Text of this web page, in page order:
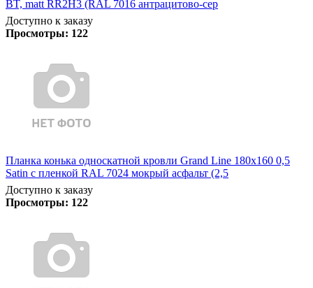
BT, matt RR2Н3 (RAL 7016 антрацитово-сер
Доступно к заказу
Просмотры: 122
Планка конька односкатной кровли Grand Line 180x160 0,5
Satin с пленкой RAL 7024 мокрый асфальт (2,5
Доступно к заказу
Просмотры: 122